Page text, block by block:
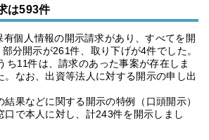
は593件
個人情報の開示請求があり、すべてを開
分開示が261件、取り下げが4件でした。
ち11件は、請求のあった事案が存在しま
。なお、出資等法人に対する開示の申し出
結果などに関する開示の特例（口頭開示）
口で本人に対し、計243件を開示しまし